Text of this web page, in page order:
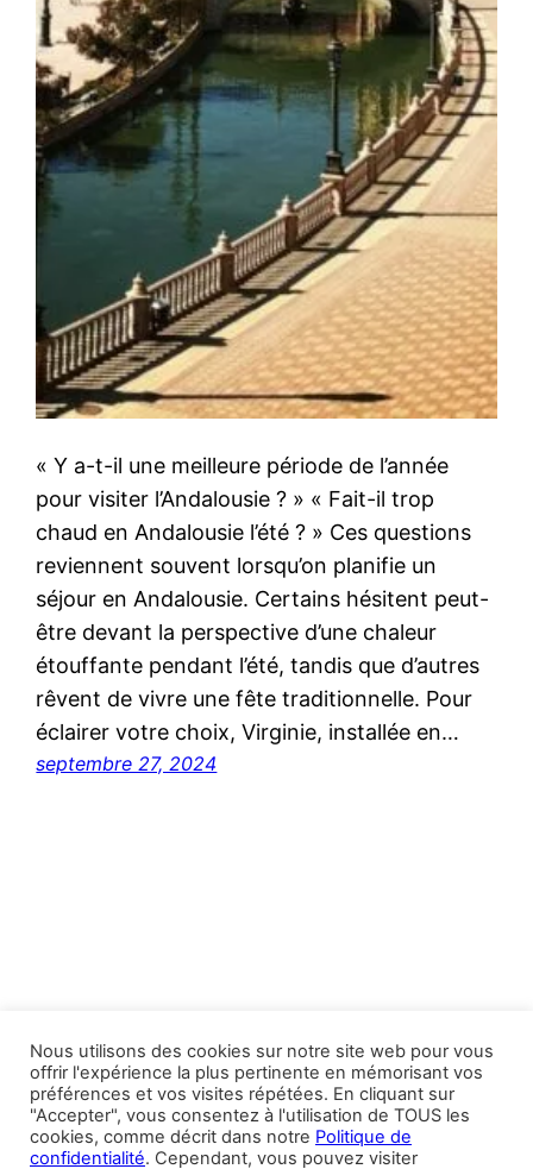
« Y a-t-il une meilleure période de l’année
pour visiter l’Andalousie ? » « Fait-il trop
chaud en Andalousie l’été ? » Ces questions
reviennent souvent lorsqu’on planifie un
séjour en Andalousie. Certains hésitent peut-
être devant la perspective d’une chaleur
étouffante pendant l’été, tandis que d’autres
rêvent de vivre une fête traditionnelle. Pour
éclairer votre choix, Virginie, installée en…
septembre 27, 2024
Andalucia Aficion Voyages
Nous utilisons des cookies sur notre site web pour vous
offrir l'expérience la plus pertinente en mémorisant vos
préférences et vos visites répétées. En cliquant sur
"Accepter", vous consentez à l'utilisation de TOUS les
cookies, comme décrit dans notre Politique de
confidentialité. Cependant, vous pouvez visiter